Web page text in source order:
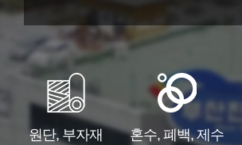
원단, 부자재 혼수, 폐백, 제수